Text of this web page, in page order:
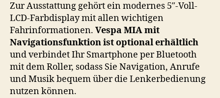
Zur Ausstattung gehört ein modernes 5″-Voll-
LCD-Farbdisplay mit allen wichtigen
Fahrinformationen. Vespa MIA mit
Navigationsfunktion ist optional erhältlich
und verbindet Ihr Smartphone per Bluetooth
mit dem Roller, sodass Sie Navigation, Anrufe
und Musik bequem über die Lenkerbedienung
nutzen können.